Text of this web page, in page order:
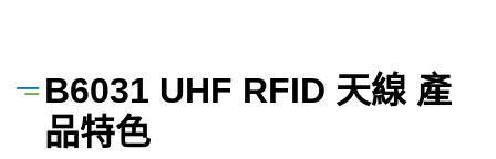
B6031 UHF RFID 天線 產
品特色